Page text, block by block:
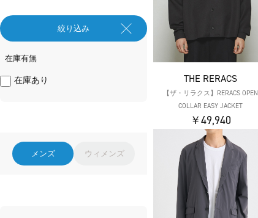
絞り込み
在庫有無
在庫あり
メンズ ウィメンズ
THE RERACS
【ザ・リラクス】RERACS OPEN
COLLAR EASY JACKET
￥49,940